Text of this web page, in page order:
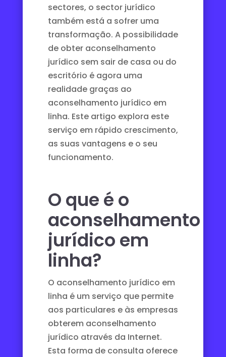
sectores, o sector jurídico
também está a sofrer uma
transformação. A possibilidade
de obter aconselhamento
jurídico sem sair de casa ou do
escritório é agora uma
realidade graças ao
aconselhamento jurídico em
linha. Este artigo explora este
serviço em rápido crescimento,
as suas vantagens e o seu
funcionamento.
O que é o
aconselhamento
jurídico em
linha?
O aconselhamento jurídico em
linha é um serviço que permite
aos particulares e às empresas
obterem aconselhamento
jurídico através da Internet.
Esta forma de consulta oferece